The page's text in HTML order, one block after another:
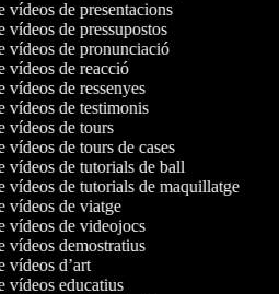
vídeos de presentacions
vídeos de pressupostos
vídeos de pronunciació
vídeos de reacció
vídeos de ressenyes
vídeos de testimonis
vídeos de tours
vídeos de tours de cases
vídeos de tutorials de ball
vídeos de tutorials de maquillatge
vídeos de viatge
vídeos de videojocs
vídeos demostratius
vídeos d’art
vídeos educatius